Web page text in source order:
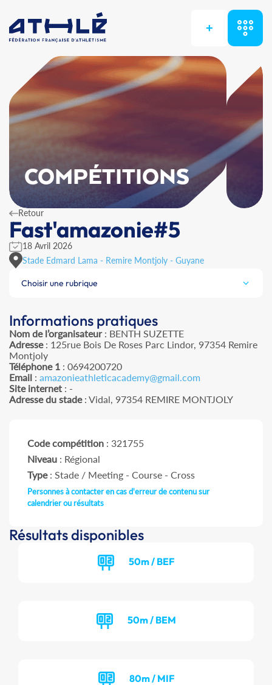
+
COMPÉTITIONS
Retour
Fast'amazonie#5
18 Avril 2026
Stade Edmard Lama - Remire Montjoly - Guyane
Choisir une rubrique
Informations pratiques
Nom de l’organisateur: BENTH SUZETTE
Adresse: 125rue Bois De Roses Parc Lindor, 97354 Remire
Montjoly
Téléphone 1 : 0694200720
Email : amazonieathleticacademy@gmail.com
Site internet : -
Adresse du stade: Vidal, 97354 REMIRE MONTJOLY
Code compétition : 321755
Niveau : Régional
Type: Stade / Meeting - Course - Cross
Personnes à contacter en cas d'erreur de contenu sur
calendrier ou résultats
Résultats disponibles
50m / BEF
50m / BEM
80m / MIF